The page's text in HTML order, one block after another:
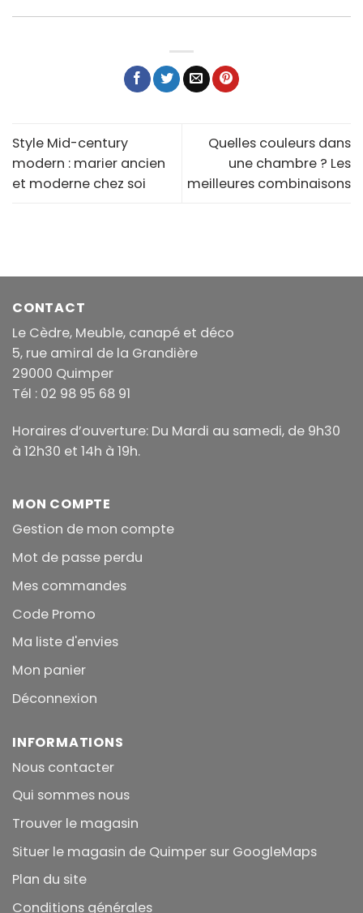
Style Mid-century
modern : marier ancien
et moderne chez soi
Quelles couleurs dans
une chambre ? Les
meilleures combinaisons
CONTACT
Le Cèdre, Meuble, canapé et déco
5, rue amiral de la Grandière
29000 Quimper
Tél : 02 98 95 68 91
Horaires d’ouverture: Du Mardi au samedi, de 9h30
à 12h30 et 14h à 19h.
MON COMPTE
Gestion de mon compte
Mot de passe perdu
Mes commandes
Code Promo
Ma liste d'envies
Mon panier
Déconnexion
INFORMATIONS
Nous contacter
Qui sommes nous
Trouver le magasin
Situer le magasin de Quimper sur GoogleMaps
Plan du site
Conditions générales